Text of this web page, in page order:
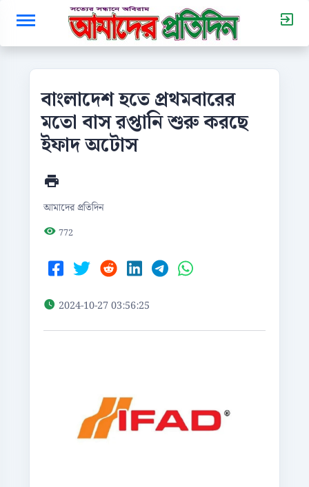
বাংলাদেশ হতে প্রথমবারের
মতো বাস রপ্তানি শুরু করছে
ইফাদ অটোস
আমাদের প্রতিদিন
772
2024-10-27 03:56:25